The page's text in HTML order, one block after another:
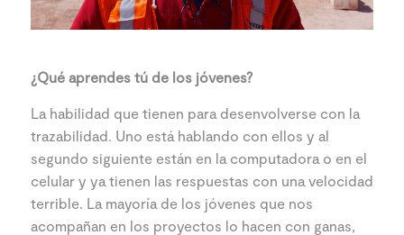
¿Qué aprendes tú de los jóvenes?
La habilidad que tienen para desenvolverse con la
trazabilidad. Uno está hablando con ellos y al
segundo siguiente están en la computadora o en el
celular y ya tienen las respuestas con una velocidad
terrible. La mayoría de los jóvenes que nos
acompañan en los proyectos lo hacen con ganas,